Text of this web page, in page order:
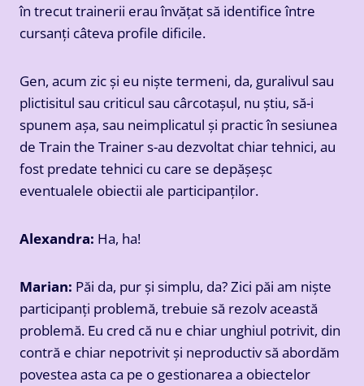
în trecut trainerii erau învățat să identifice între
cursanți câteva profile dificile.
Gen, acum zic și eu niște termeni, da, guralivul sau
plictisitul sau criticul sau cârcotașul, nu știu, să-i
spunem așa, sau neimplicatul și practic în sesiunea
de Train the Trainer s-au dezvoltat chiar tehnici, au
fost predate tehnici cu care se depășeșc
eventualele obiectii ale participanților.
Alexandra: Ha, ha!
Marian: Păi da, pur și simplu, da? Zici păi am niște
participanți problemă, trebuie să rezolv această
problemă. Eu cred că nu e chiar unghiul potrivit, din
contră e chiar nepotrivit și neproductiv să abordăm
povestea asta ca pe o gestionarea a obiectelor